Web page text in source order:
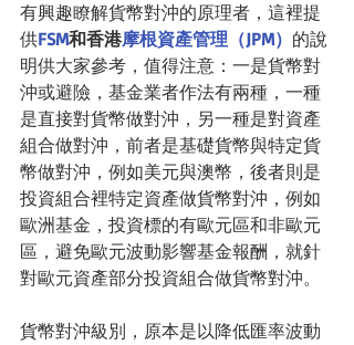
有興趣瞭解貨幣對沖的原理者，這裡提
供FSM和香港摩根資產管理（JPM） 的說
明供大家參考，值得注意：一是貨幣對
沖或避險，基金業者作法有兩種，一種
是直接對貨幣做對沖，另一種是對資產
組合做對沖，前者是基礎貨幣與特定貨
幣做對沖，例如美元與澳幣，後者則是
投資組合裡特定資產做貨幣對沖，例如
歐洲基金，投資標的有歐元區和非歐元
區，避免歐元波動影響基金報酬，就針
對歐元資產部分投資組合做貨幣對沖。
貨幣對沖級別，原本是以降低匯率波動